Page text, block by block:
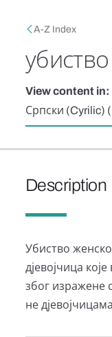
A-Z Index
убиство
View content in:
Српски (Cyrilic)
Description
Убиство
дјевојчица
због изражене
не